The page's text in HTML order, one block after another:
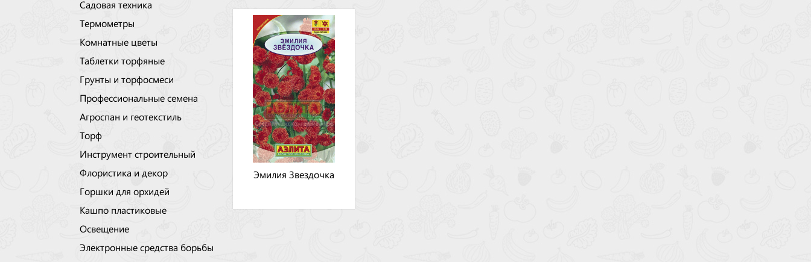
Садовая техника
Термометры
Комнатные цветы
Таблетки торфяные
Грунты и торфосмеси
Профессиональные семена
Агроспан и геотекстиль
Торф
Инструмент строительный
Флористика и декор
Горшки для орхидей
Кашпо пластиковые
Освещение
Электронные средства борьбы
Эмилия Звездочка